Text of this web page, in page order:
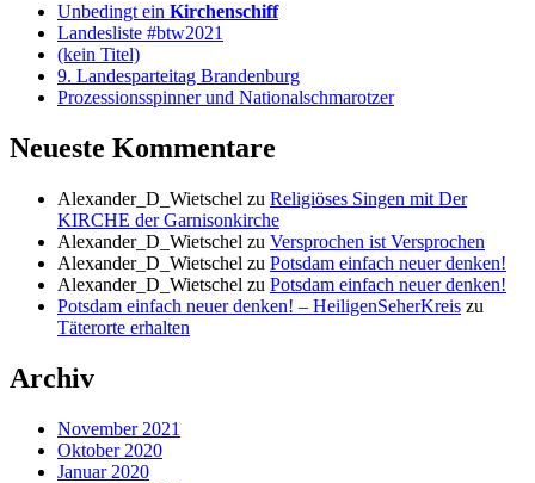
Unbedingt ein Kirchenschiff
Landesliste #btw2021
(kein Titel)
9. Landesparteitag Brandenburg
Prozessionsspinner und Nationalschmarotzer
Neueste Kommentare
Alexander_D_Wietschel zu Religiöses Singen mit Der
KIRCHE der Garnisonkirche
Alexander_D_Wietschel zu Versprochen ist Versprochen
Alexander_D_Wietschel zu Potsdam einfach neuer denken!
Alexander_D_Wietschel zu Potsdam einfach neuer denken!
Potsdam einfach neuer denken! – HeiligenSeherKreis zu
Täterorte erhalten
Archiv
November 2021
Oktober 2020
Januar 2020